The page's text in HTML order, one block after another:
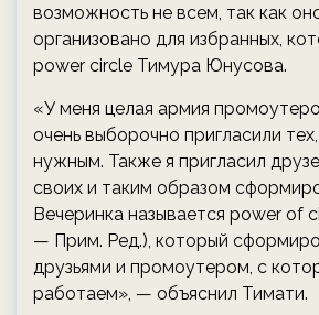
возможность не всем, так как
организовано для избранных,
power circle Тимура Юнусова.
«У меня целая армия
очень выборочно пригласили
нужным. Также я пригласил
своих и таким образом
Вечеринка называется power of
— Прим. Ред.), который
друзьями и промоутером, с
работаем», — объяснил Тимати.